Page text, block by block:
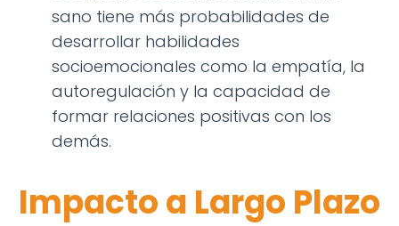
sano tiene más probabilidades de
desarrollar habilidades
socioemocionales como la empatía, la
autoregulación y la capacidad de
formar relaciones positivas con los
demás.
Impacto a Largo Plazo